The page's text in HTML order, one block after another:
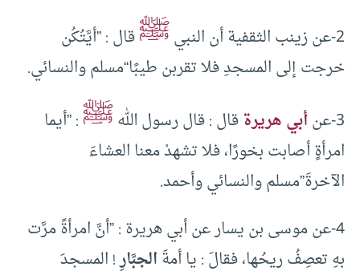
2-عن زينب الثقفية أن النبي
ﷺقال : ”أيَّتُكُن
خرجت إلى المسجدِ فلا تقربن طيبًا“مسلم والنسائي.
3-عن
أبي هريرةقال : قال رسول اللهﷺ: ”أيما
امرأةٍ أصابت بخورًا، فلا تشهدْ معنا العشاءَ
الآخرةَ”مسلم والنسائي وأحمد.
4-عن موسى بن يسار عن أبي هريرة : ”أنَّ امرأةً مرَّت
بهِ تعصِفُ ريحُها، فقالَ : يا أمةَالجبَّارِ! المسجدَ